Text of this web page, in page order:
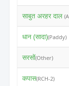
साबुत अरहर दाल
धान (सादा)(Paddy)
सरसों(Other)
कपास(RCH-2)